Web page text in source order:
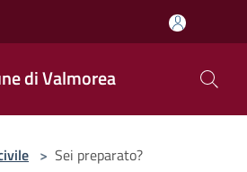
di Valmorea
> Sei preparato?